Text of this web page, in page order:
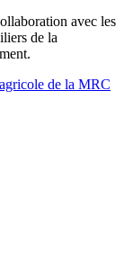
avec les
de la
de la MRC